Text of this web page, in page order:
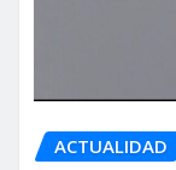
ACTUALIDAD